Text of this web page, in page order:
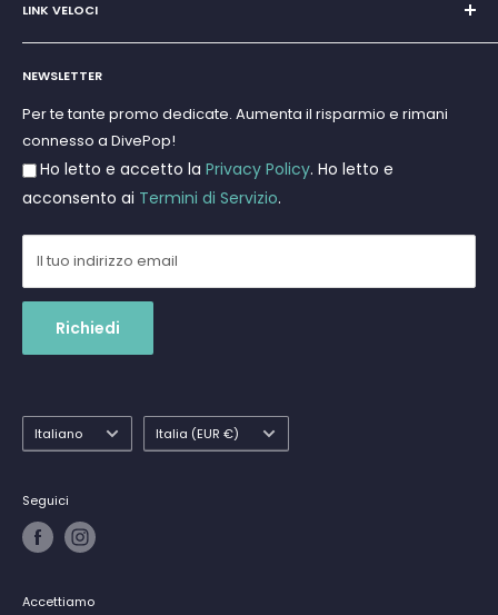
Super Promo
Marchi
Subacquea
Apnea e Spearfishing
Gift Cards
LINK VELOCI
Cerca
Termini e Condizioni
Privacy Policy
Resi e Rimborsi
Spedizioni
NEWSLETTER
Per te tante promo dedicate. Aumenta il risparmio e rimani
connesso a DivePop!
Ho letto e accetto la Privacy Policy. Ho letto e
acconsento ai Termini di Servizio.
Il tuo indirizzo email
Richiedi
Lingua
Italiano Paese
Italia (EUR €)
Seguici
Accettiamo